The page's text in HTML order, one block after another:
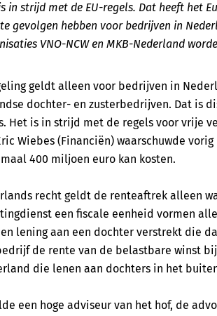
in strijd met de EU-regels. Dat heeft het
gevolgen hebben voor bedrijven in
VNO-NCW en MKB-Nederland
geldt alleen voor bedrijven in
dochter- en zusterbedrijven. Dat is
Het is in strijd met de regels voor vrije
Wiebes (Financiën) waarschuwde
400 miljoen euro kan kosten.
recht geldt de renteaftrek alleen
een fiscale eenheid vormen
lening aan een dochter verstrekt die
de rente van de belastbare winst
die lenen aan dochters in het
een hoge adviseur van het hof, de